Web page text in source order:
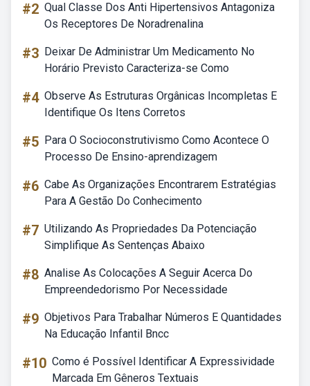
#2 Qual Classe Dos Anti Hipertensivos Antagoniza
Os Receptores De Noradrenalina
#3 Deixar De Administrar Um Medicamento No
Horário Previsto Caracteriza-se Como
#4 Observe As Estruturas Orgânicas Incompletas E
Identifique Os Itens Corretos
#5 Para O Socioconstrutivismo Como Acontece O
Processo De Ensino-aprendizagem
#6 Cabe As Organizações Encontrarem Estratégias
Para A Gestão Do Conhecimento
#7 Utilizando As Propriedades Da Potenciação
Simplifique As Sentenças Abaixo
#8 Analise As Colocações A Seguir Acerca Do
Empreendedorismo Por Necessidade
#9 Objetivos Para Trabalhar Números E Quantidades
Na Educação Infantil Bncc
#10 Como é Possível Identificar A Expressividade
Marcada Em Gêneros Textuais